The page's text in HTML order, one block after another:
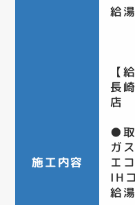
施工内容
給
【
長
店
●
ガ
エ
IH
給